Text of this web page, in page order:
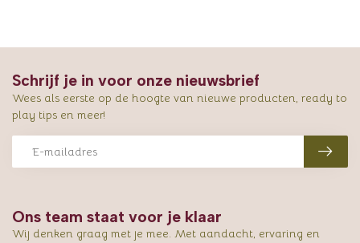
Ons team staat voor je klaar
Wij denken graag met je mee. Met aandacht, ervaring en
Schrijf je in voor onze nieuwsbrief
Wees als eerste op de hoogte van nieuwe producten, ready to
play tips en meer!